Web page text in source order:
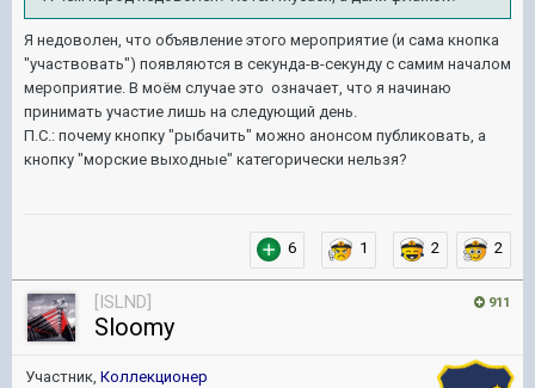
Я недоволен, что объявление этого мероприятие (и сама кнопка
"участвовать") появляются в секунда-в-секунду с самим началом
мероприятие. В моём случае это означает, что я начинаю
принимать участие лишь на следующий день.
П.С.: почему кнопку "рыбачить" можно анонсом публиковать, а
кнопку "морские выходные" категорически нельзя?
6 1 2 2
911
[ISLND]
Sloomy
Участник, Коллекционер